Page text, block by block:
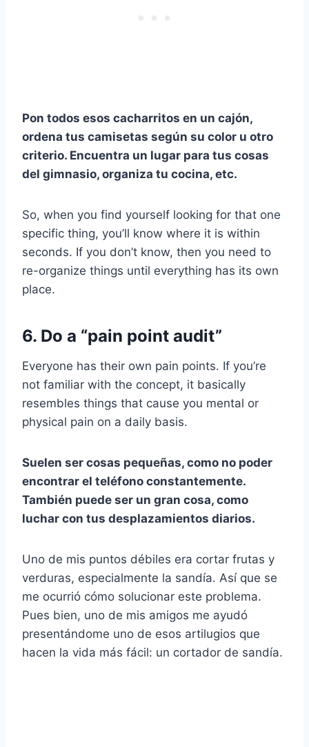
Pon todos esos cacharritos en un cajón,
ordena tus camisetas según su color u otro
criterio. Encuentra un lugar para tus cosas
del gimnasio, organiza tu cocina, etc.
So, when you find yourself looking for that one
specific thing, you’ll know where it is within
seconds. If you don’t know, then you need to
re-organize things until everything has its own
place.
6. Do a “pain point audit”
Everyone has their own pain points. If you’re
not familiar with the concept, it basically
resembles things that cause you mental or
physical pain on a daily basis.
Suelen ser cosas pequeñas, como no poder
encontrar el teléfono constantemente.
También puede ser un gran cosa, como
luchar con tus desplazamientos diarios.
Uno de mis puntos débiles era cortar frutas y
verduras, especialmente la sandía. Así que se
me ocurrió cómo solucionar este problema.
Pues bien, uno de mis amigos me ayudó
presentándome uno de esos artilugios que
hacen la vida más fácil: un cortador de sandía.